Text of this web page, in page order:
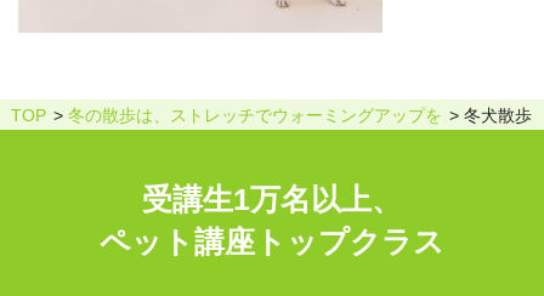
TOP 冬の散歩は、ストレッチでウォーミングアップを 冬犬散歩
受講生1万名以上、
ペット講座トップクラス